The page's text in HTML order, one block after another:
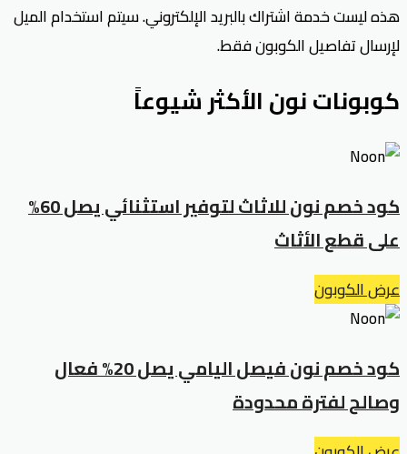
هذه ليست خدمة اشتراك بالبريد الإلكتروني. سيتم استخدام الميل
لإرسال تفاصيل الكوبون فقط.
كوبونات نون الأكثر شيوعاً
كود خصم نون للاثاث لتوفير استثنائي يصل 60%
على قطع الأثاث
عرض الكوبون
كود خصم نون فيصل اليامي يصل 20% فعال
وصالح لفترة محدودة